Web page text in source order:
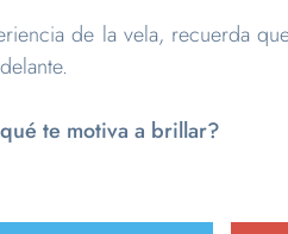
de la vela, recuerda
te motiva a brillar?